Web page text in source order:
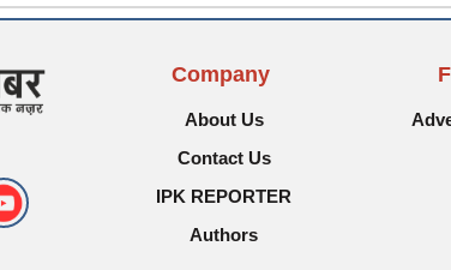
Company
About Us
Contact Us
IPK REPORTER
Authors